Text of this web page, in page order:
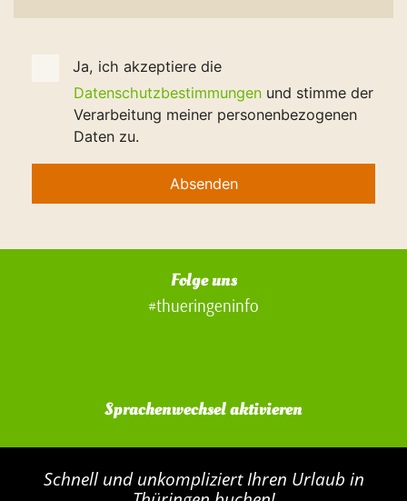
Ja, ich akzeptiere die
Datenschutzbestimmungen und stimme der
Verarbeitung meiner personenbezogenen
Daten zu.
Folge uns
#thueringeninfo
Sprachenwechsel aktivieren
Schnell und unkompliziert Ihren Urlaub in